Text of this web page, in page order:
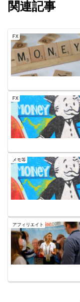
関連記事
FX
FX
メモ等
アフィリエイト